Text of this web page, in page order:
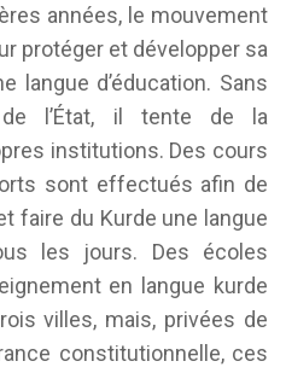
années, le mouvement
protéger et développer sa
langue d’éducation. Sans
de l’État, il tente de la
institutions. Des cours
sont effectués afin de
faire du Kurde une langue
les jours. Des écoles
en langue kurde
villes, mais, privées de
constitutionnelle, ces